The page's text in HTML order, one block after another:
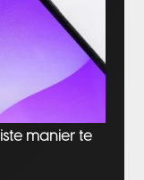
manier te